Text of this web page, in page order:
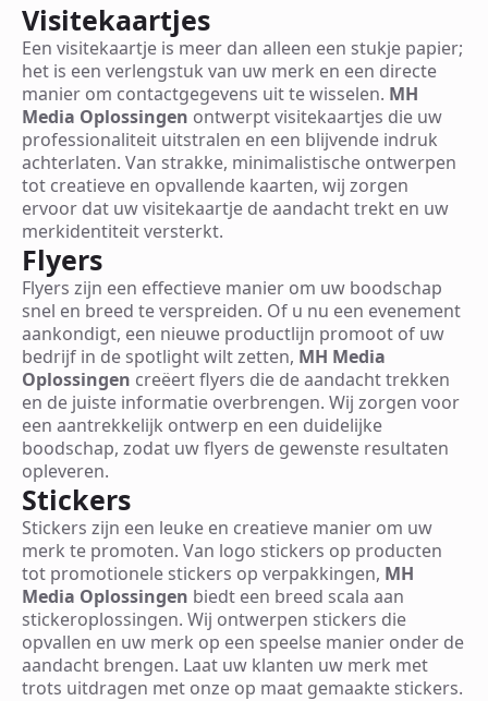
Visitekaartjes
Een visitekaartje is meer dan alleen een stukje papier;
het is een verlengstuk van uw merk en een directe
manier om contactgegevens uit te wisselen. MH
Media Oplossingen ontwerpt visitekaartjes die uw
professionaliteit uitstralen en een blijvende indruk
achterlaten. Van strakke, minimalistische ontwerpen
tot creatieve en opvallende kaarten, wij zorgen
ervoor dat uw visitekaartje de aandacht trekt en uw
merkidentiteit versterkt.
Flyers
Flyers zijn een effectieve manier om uw boodschap
snel en breed te verspreiden. Of u nu een evenement
aankondigt, een nieuwe productlijn promoot of uw
bedrijf in de spotlight wilt zetten, MH Media
Oplossingen creëert flyers die de aandacht trekken
en de juiste informatie overbrengen. Wij zorgen voor
een aantrekkelijk ontwerp en een duidelijke
boodschap, zodat uw flyers de gewenste resultaten
opleveren.
Stickers
Stickers zijn een leuke en creatieve manier om uw
merk te promoten. Van logo stickers op producten
tot promotionele stickers op verpakkingen, MH
Media Oplossingen biedt een breed scala aan
stickeroplossingen. Wij ontwerpen stickers die
opvallen en uw merk op een speelse manier onder de
aandacht brengen. Laat uw klanten uw merk met
trots uitdragen met onze op maat gemaakte stickers.